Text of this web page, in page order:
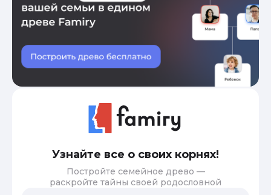
Узнайте все о своих корнях!
Постройте семейное древо —
раскройте тайны своей родословной